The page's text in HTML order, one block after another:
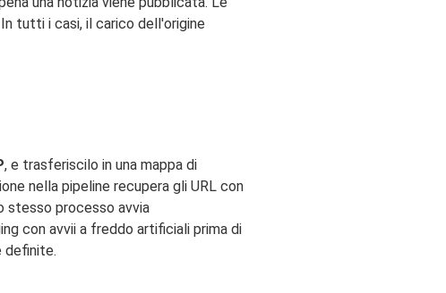
tutti i casi, il carico dell'origine
, e trasferiscilo in una mappa di
nella pipeline recupera gli URL con
stesso processo avvia
con avvii a freddo artificiali prima di
definite.